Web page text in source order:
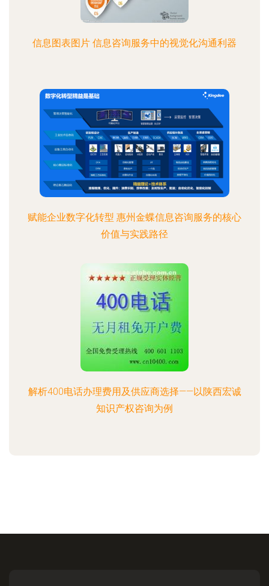
信息图表图片 信息咨询服务中的视觉化沟通利器
赋能企业数字化转型 惠州金蝶信息咨询服务的核心
价值与实践路径
解析400电话办理费用及供应商选择——以陕西宏诚
知识产权咨询为例